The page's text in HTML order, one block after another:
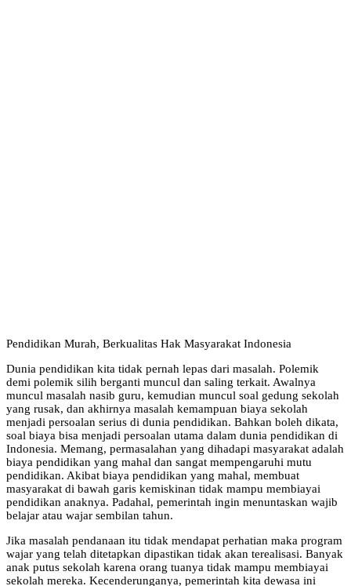
Pendidikan Murah, Berkualitas Hak Masyarakat Indonesia
Dunia pendidikan kita tidak pernah lepas dari masalah. Polemik
demi polemik silih berganti muncul dan saling terkait. Awalnya
muncul masalah nasib guru, kemudian muncul soal gedung sekolah
yang rusak, dan akhirnya masalah kemampuan biaya sekolah
menjadi persoalan serius di dunia pendidikan. Bahkan boleh dikata,
soal biaya bisa menjadi persoalan utama dalam dunia pendidikan di
Indonesia. Memang, permasalahan yang dihadapi masyarakat adalah
biaya pendidikan yang mahal dan sangat mempengaruhi mutu
pendidikan. Akibat biaya pendidikan yang mahal, membuat
masyarakat di bawah garis kemiskinan tidak mampu membiayai
pendidikan anaknya. Padahal, pemerintah ingin menuntaskan wajib
belajar atau wajar sembilan tahun.
Jika masalah pendanaan itu tidak mendapat perhatian maka program
wajar yang telah ditetapkan dipastikan tidak akan terealisasi. Banyak
anak putus sekolah karena orang tuanya tidak mampu membiayai
sekolah mereka. Kecenderunganya, pemerintah kita dewasa ini